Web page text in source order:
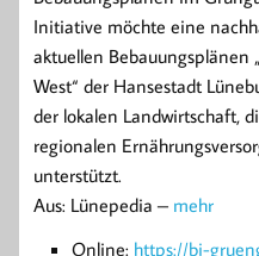
Initiative möchte eine
aktuellen
West“ der Hansestadt
der lokalen Landwirtschaft,
regionalen
unterstützt.
Aus: Lünepedia – mehr
Online: https://bi-